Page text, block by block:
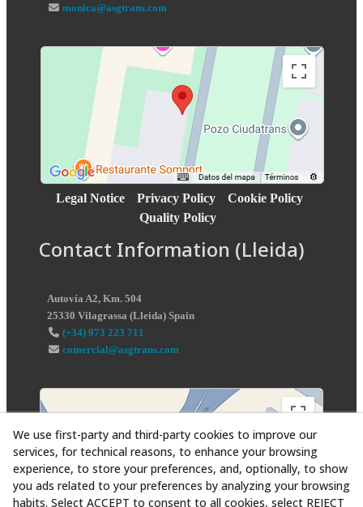
monica@asgtrans.com
Legal Notice Privacy Policy
Cookie Policy
Quality Policy
Contact Information (Lleida)
Autovía A2, Km. 504
25330 Vilagrassa (Lleida) Spain
(+34) 973 223 711
comercial@asgtrans.com
We use first-party and third-party cookies to improve our
services, for technical reasons, to enhance your browsing
experience, to store your preferences, and, optionally, to show
you ads related to your preferences by analyzing your browsing
habits. Select ACCEPT to consent to all cookies, select REJECT